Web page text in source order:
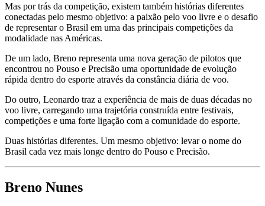
Mas por trás da competição, existem também histórias diferentes
conectadas pelo mesmo objetivo: a paixão pelo voo livre e o desafio
de representar o Brasil em uma das principais competições da
modalidade nas Américas.
De um lado, Breno representa uma nova geração de pilotos que
encontrou no Pouso e Precisão uma oportunidade de evolução
rápida dentro do esporte através da constância diária de voo.
Do outro, Leonardo traz a experiência de mais de duas décadas no
voo livre, carregando uma trajetória construída entre festivais,
competições e uma forte ligação com a comunidade do esporte.
Duas histórias diferentes. Um mesmo objetivo: levar o nome do
Brasil cada vez mais longe dentro do Pouso e Precisão.
Breno Nunes